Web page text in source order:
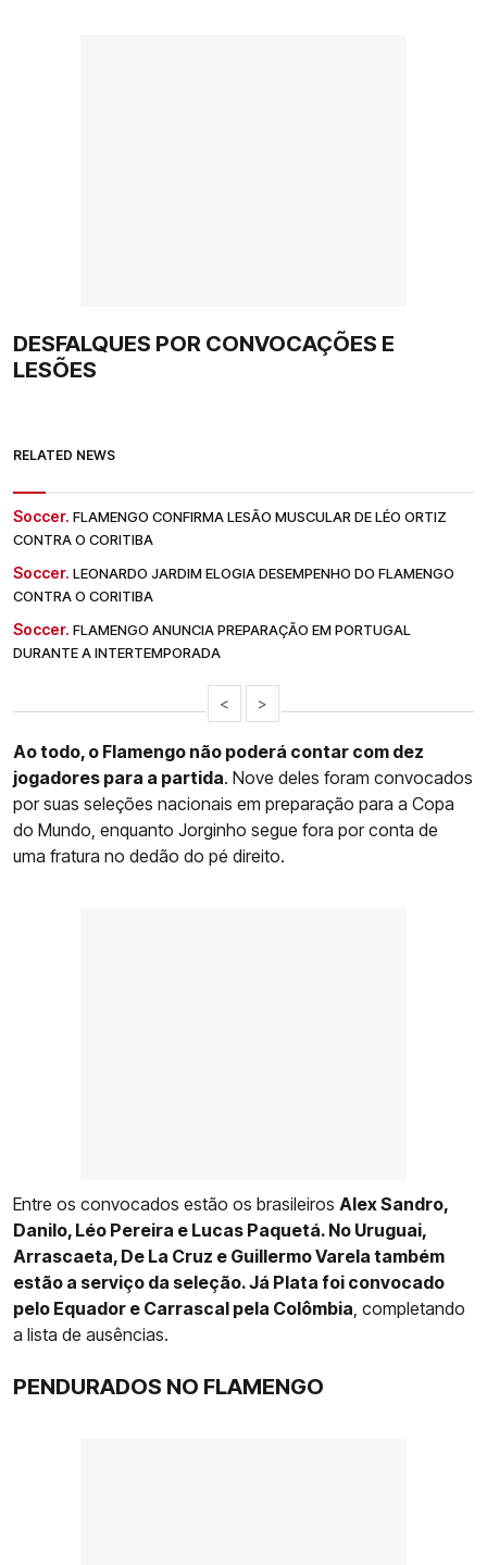
DESFALQUES POR CONVOCAÇÕES E
LESÕES
RELATED NEWS
Soccer. FLAMENGO CONFIRMA LESÃO MUSCULAR DE LÉO ORTIZ
CONTRA O CORITIBA
Soccer. LEONARDO JARDIM ELOGIA DESEMPENHO DO FLAMENGO
CONTRA O CORITIBA
Soccer. FLAMENGO ANUNCIA PREPARAÇÃO EM PORTUGAL
DURANTE A INTERTEMPORADA
< >
Ao todo, o Flamengo não poderá contar com dez
jogadores para a partida. Nove deles foram convocados
por suas seleções nacionais em preparação para a Copa
do Mundo, enquanto Jorginho segue fora por conta de
uma fratura no dedão do pé direito.
Entre os convocados estão os brasileiros Alex Sandro,
Danilo, Léo Pereira e Lucas Paquetá. No Uruguai,
Arrascaeta, De La Cruz e Guillermo Varela também
estão a serviço da seleção. Já Plata foi convocado
pelo Equador e Carrascal pela Colômbia, completando
a lista de ausências.
PENDURADOS NO FLAMENGO